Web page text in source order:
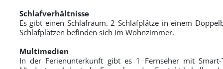
Schlafverhältnisse
Es gibt einen Schlafraum. 2 Schlafplätze in einem
Schlafplätzen befinden sich im Wohnzimmer.
Multimedien
In der Ferienunterkunft gibt es 1 Fernseher mit Smart-